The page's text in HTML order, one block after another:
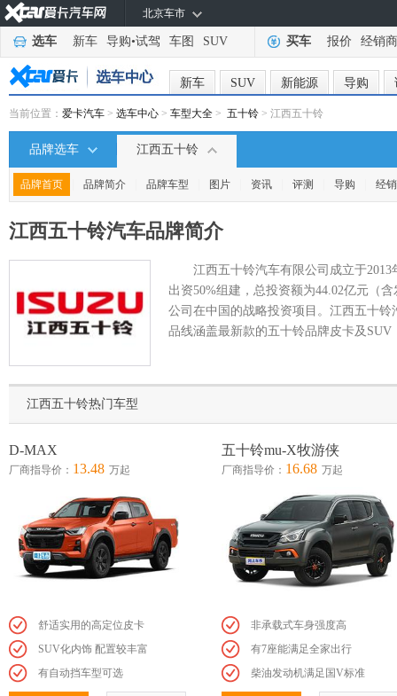
北京车市
选车 新车 导购•试驾 车图 SUV 买车 报价 经销商
新车 SUV 新能源 导购
当前位置： 爱卡汽车 > 选车中心 > 车型大全 > 五十铃 > 江西五十铃
品牌选车 江西五十铃
品牌首页 品牌简介 品牌车型 图片 资讯 评测 导购 经
江西五十铃汽车品牌简介
江西五十铃汽车有限公司成立于
出资50%组建，总投资额为44.02亿元（
公司在中国的战略投资项目。江西五十
品线涵盖最新款的五十铃品牌皮卡及SUV
江西五十铃热门车型
D-MAX
厂商指导价： 13.48 万起
舒适实用的高定位皮卡
SUV化内饰 配置较丰富
有自动挡车型可选
五十铃mu-X牧游侠
厂商指导价： 16.68 万起
非承载式车身强度高
有7座能满足全家出行
柴油发动机满足国V标准